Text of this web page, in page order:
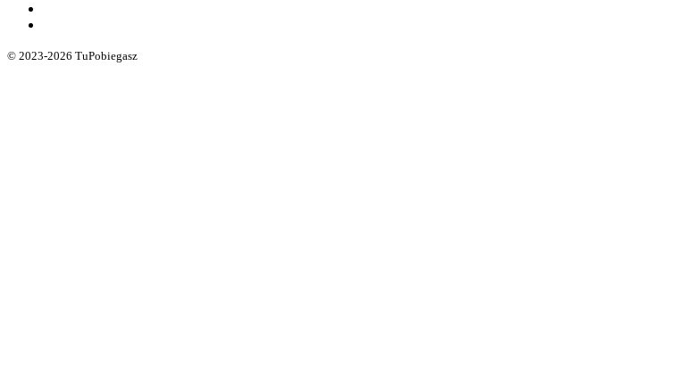
© 2023-2026 TuPobiegasz